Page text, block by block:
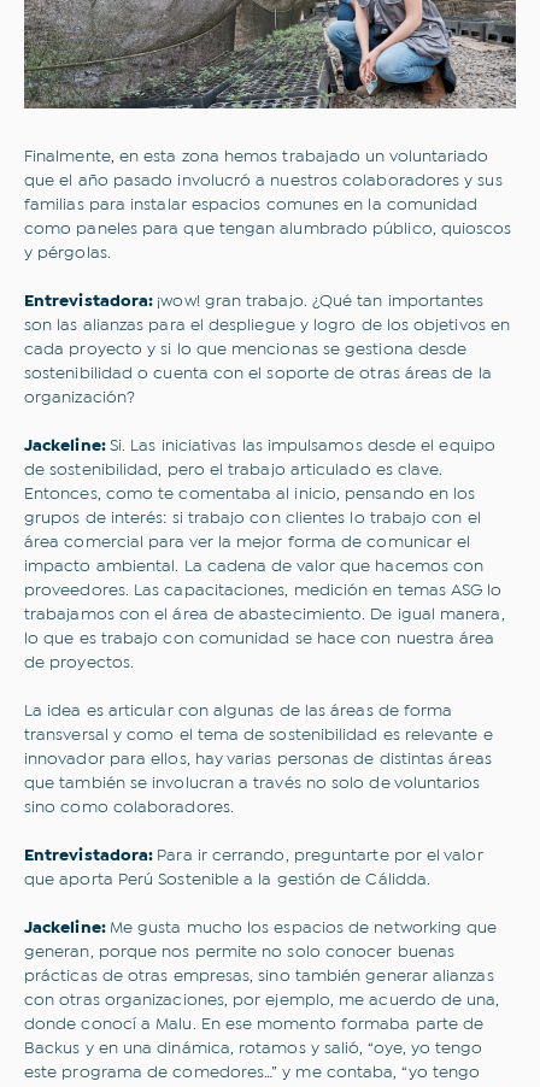
Finalmente, en esta zona hemos trabajado un voluntariado
que el año pasado involucró a nuestros colaboradores y sus
familias para instalar espacios comunes en la comunidad
como paneles para que tengan alumbrado público, quioscos
y pérgolas.
Entrevistadora: ¡wow! gran trabajo. ¿Qué tan importantes
son las alianzas para el despliegue y logro de los objetivos en
cada proyecto y si lo que mencionas se gestiona desde
sostenibilidad o cuenta con el soporte de otras áreas de la
organización?
Jackeline: Si. Las iniciativas las impulsamos desde el equipo
de sostenibilidad, pero el trabajo articulado es clave.
Entonces, como te comentaba al inicio, pensando en los
grupos de interés: si trabajo con clientes lo trabajo con el
área comercial para ver la mejor forma de comunicar el
impacto ambiental. La cadena de valor que hacemos con
proveedores. Las capacitaciones, medición en temas ASG lo
trabajamos con el área de abastecimiento. De igual manera,
lo que es trabajo con comunidad se hace con nuestra área
de proyectos.
La idea es articular con algunas de las áreas de forma
transversal y como el tema de sostenibilidad es relevante e
innovador para ellos, hay varias personas de distintas áreas
que también se involucran a través no solo de voluntarios
sino como colaboradores.
Entrevistadora: Para ir cerrando, preguntarte por el valor
que aporta Perú Sostenible a la gestión de Cálidda.
Jackeline: Me gusta mucho los espacios de networking que
generan, porque nos permite no solo conocer buenas
prácticas de otras empresas, sino también generar alianzas
con otras organizaciones, por ejemplo, me acuerdo de una,
donde conocí a Malu. En ese momento formaba parte de
Backus y en una dinámica, rotamos y salió, “oye, yo tengo
este programa de comedores…” y me contaba, “yo tengo